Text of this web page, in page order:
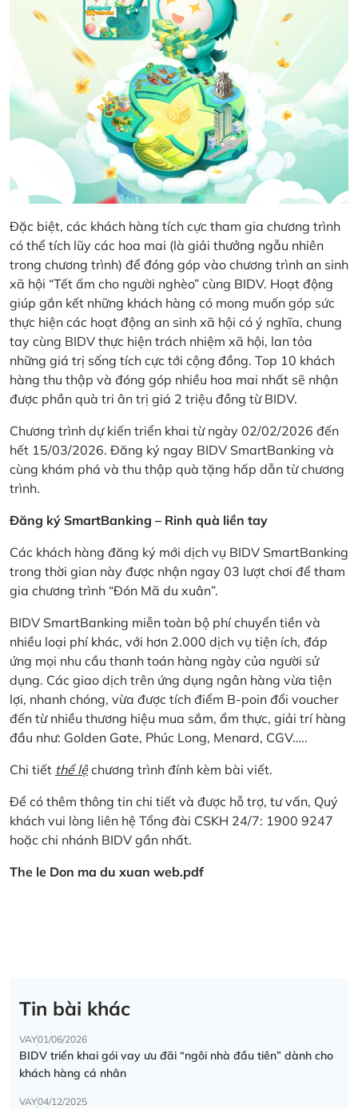
Đặc biệt, các khách hàng tích cực tham gia chương trình
có thể tích lũy các hoa mai (là giải thưởng ngẫu nhiên
trong chương trình) để đóng góp vào chương trình an sinh
xã hội “Tết ấm cho người nghèo” cùng BIDV. Hoạt động
giúp gắn kết những khách hàng có mong muốn góp sức
thực hiện các hoạt động an sinh xã hội có ý nghĩa, chung
tay cùng BIDV thực hiện trách nhiệm xã hội, lan tỏa
những giá trị sống tích cực tới cộng đồng. Top 10 khách
hàng thu thập và đóng góp nhiều hoa mai nhất sẽ nhận
được phần quà tri ân trị giá 2 triệu đồng từ BIDV.
Chương trình dự kiến triển khai từ ngày 02/02/2026 đến
hết 15/03/2026. Đăng ký ngay BIDV SmartBanking và
cùng khám phá và thu thập quà tặng hấp dẫn từ chương
trình.
Đăng ký SmartBanking – Rinh quà liền tay
Các khách hàng đăng ký mới dịch vụ BIDV SmartBanking
trong thời gian này được nhận ngay 03 lượt chơi để tham
gia chương trình “Đón Mã du xuân”.
BIDV SmartBanking miễn toàn bộ phí chuyển tiền và
nhiều loại phí khác, với hơn 2.000 dịch vụ tiện ích, đáp
ứng mọi nhu cầu thanh toán hàng ngày của người sử
dụng. Các giao dịch trên ứng dụng ngân hàng vừa tiện
lợi, nhanh chóng, vừa được tích điểm B-poin đổi voucher
đến từ nhiều thương hiệu mua sắm, ẩm thực, giải trí hàng
đầu như: Golden Gate, Phúc Long, Menard, CGV…..
Chi tiết thể lệchương trình đính kèm bài viết.
Để có thêm thông tin chi tiết và được hỗ trợ, tư vấn, Quý
khách vui lòng liên hệ Tổng đài CSKH 24/7: 1900 9247
hoặc chi nhánh BIDV gần nhất.
The le Don ma du xuan web.pdf
Tin bài khác
VAY01/06/2026
BIDV triển khai gói vay ưu đãi “ngôi nhà đầu tiên” dành cho
khách hàng cá nhân
VAY04/12/2025